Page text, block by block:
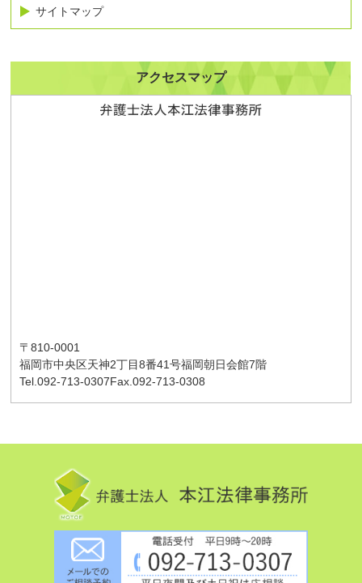
サイトマップ
アクセスマップ
〒810-0001
福岡市中央区天神2丁目8番41号福岡朝日会館7階
Tel.092-713-0307Fax.092-713-0308